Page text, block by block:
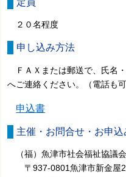
定員
２０名程度
申し込み方法
ＦＡＸまたは郵送で、氏名
へご連絡ください。（電話も可
申込書
主催・お問合せ・お申込
（福）魚津市社会福祉協議会
〒937-0801魚津市新金屋